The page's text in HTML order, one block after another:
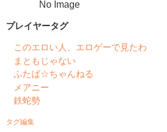
No Image
プレイヤータグ
このエロい人、エロゲーで見たわ
まともじゃない
ふたば☆ちゃんねる
メアニー
鉄蛇勢
タグ編集